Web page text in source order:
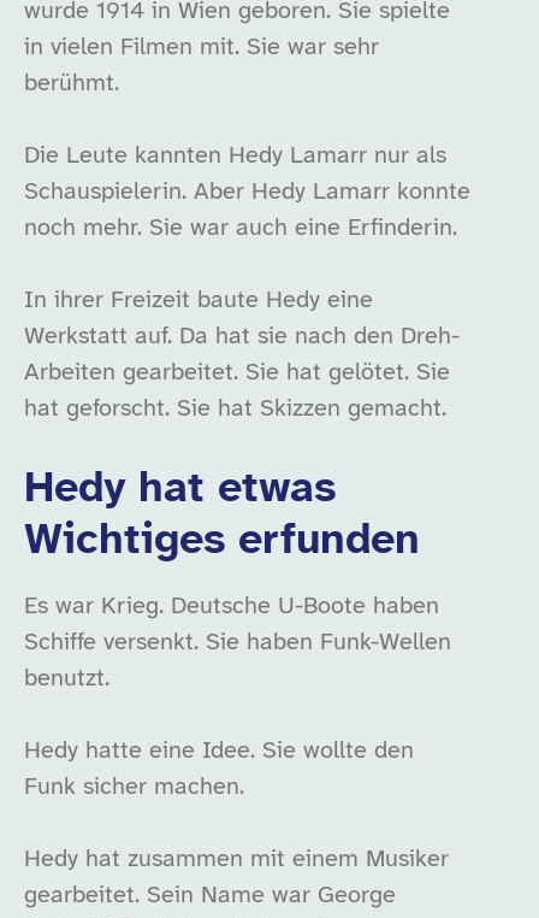
wurde 1914 in Wien geboren. Sie spielte
in vielen Filmen mit. Sie war sehr
berühmt.
Die Leute kannten Hedy Lamarr nur als
Schauspielerin. Aber Hedy Lamarr konnte
noch mehr. Sie war auch eine Erfinderin.
In ihrer Freizeit baute Hedy eine
Werkstatt auf. Da hat sie nach den Dreh-
Arbeiten gearbeitet. Sie hat gelötet. Sie
hat geforscht. Sie hat Skizzen gemacht.
Hedy hat etwas
Wichtiges erfunden
Es war Krieg. Deutsche U-Boote haben
Schiffe versenkt. Sie haben Funk-Wellen
benutzt.
Hedy hatte eine Idee. Sie wollte den
Funk sicher machen.
Hedy hat zusammen mit einem Musiker
gearbeitet. Sein Name war George